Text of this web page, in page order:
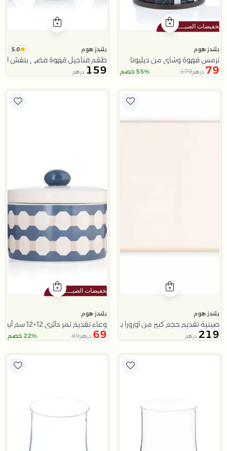
بلندز هوم
ترمس قهوة وشاي من ديليونا
79 درهم179 55% خصم
بلندز هوم 5.0
طقم فناجيل قهوة فضي بنقش
159 درهم
بلندز هوم
صينية تقديم حجم كبير من اورورا بمقابض خشبية
219 درهم
بلندز هوم
وعاء تقديم تمر دائري 12×12 سم أبيض وأزرق من الخزف الحجري بغطاء من أزوريا
69 درهم89 22% خصم